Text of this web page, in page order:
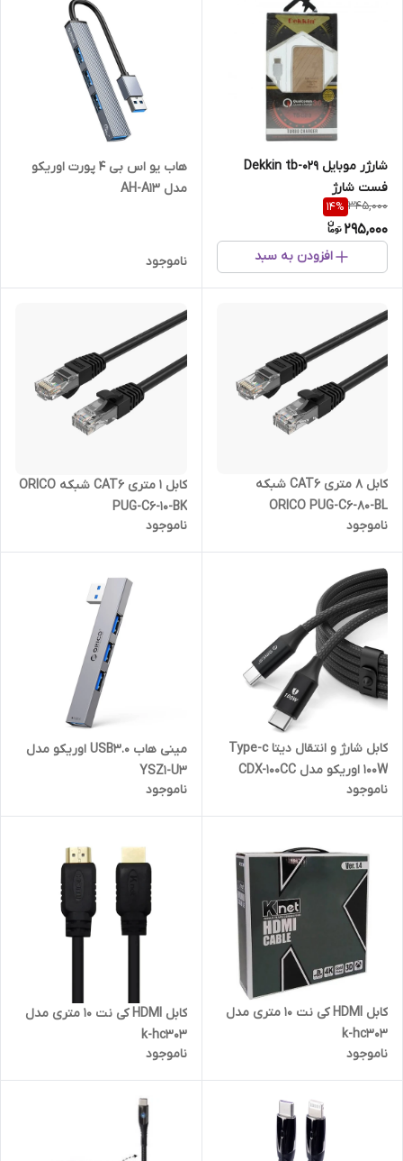
شارژر موبایل Dekkin tb-029
فست شارژ
345,000
14%
295,000
افزودن به سبد
هاب یو اس بی ۴ پورت اوریکو
مدل AH-A13
ناموجود
کابل 8 متری CAT6 شبکه
ORICO PUG-C6-80-BL
ناموجود
کابل 1 متری CAT6 شبکه ORICO
PUG-C6-10-BK
ناموجود
کابل شارژ و انتقال دیتا Type-c
100W اوریکو مدل CDX-100CC
طول 1 متر
ناموجود
مینی هاب USB3.0 اوریکو مدل
YSZ1-U3
ناموجود
کابل HDMI کی نت 10 متری مدل
k-hc303
ناموجود
کابل HDMI کی نت 10 متری مدل
k-hc303
ناموجود